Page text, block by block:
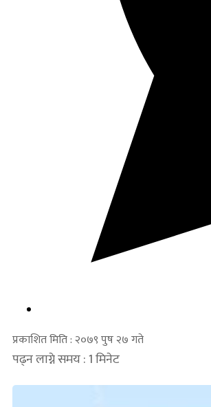
प्रकाशित मिति : २०७९ पुष २७ गते
पढ्न लाग्ने समय : 1 मिनेट